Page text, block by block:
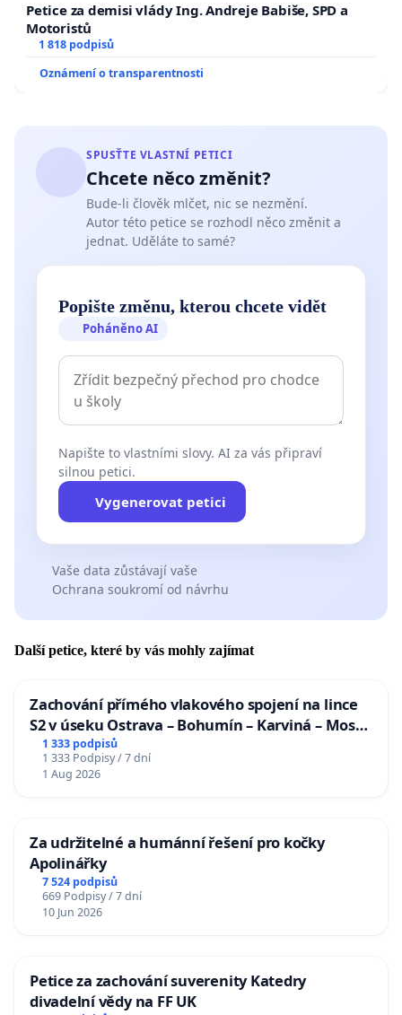
Petice za demisi vlády Ing. Andreje Babiše, SPD a
Motoristů
1 818 podpisů
Oznámení o transparentnosti
SPUSŤTE VLASTNÍ PETICI
Chcete něco změnit?
Bude-li člověk mlčet, nic se nezmění.
Autor této petice se rozhodl něco změnit a
jednat. Uděláte to samé?
Popište změnu, kterou chcete vidět
Poháněno AI
Napište to vlastními slovy. AI za vás připraví
silnou petici.
Vygenerovat petici
Vaše data zůstávají vaše
Ochrana soukromí od návrhu
Další petice, které by vás mohly zajímat
Zachování přímého vlakového spojení na lince
S2 v úseku Ostrava – Bohumín – Karviná – Mosty
u Jablunkova
1 333 podpisů
1 333 Podpisy / 7 dní
1 Aug 2026
Za udržitelné a humánní řešení pro kočky
Apolinářky
7 524 podpisů
669 Podpisy / 7 dní
10 Jun 2026
Petice za zachování suverenity Katedry
divadelní vědy na FF UK